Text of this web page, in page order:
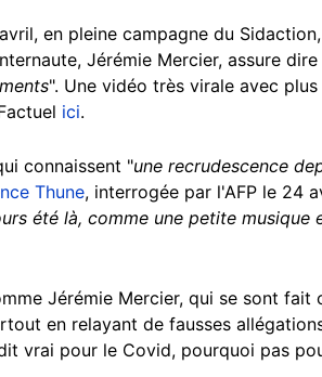
en pleine campagne du
Jérémie Mercier, assure dire
". Une vidéo très virale avec
ici.
connaissent "une recrudescence
Thune, interrogée par l'AFP le 24
été là, comme une petite musique
Jérémie Mercier, qui se sont
en relayant de fausses
vrai pour le Covid, pourquoi pas